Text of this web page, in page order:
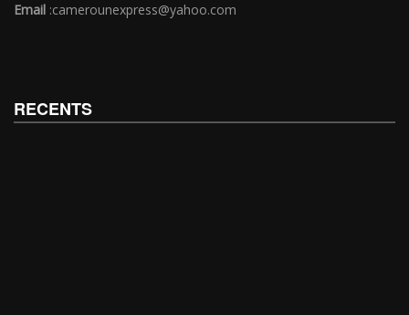
Email :camerounexpress@yahoo.com
RECENTS